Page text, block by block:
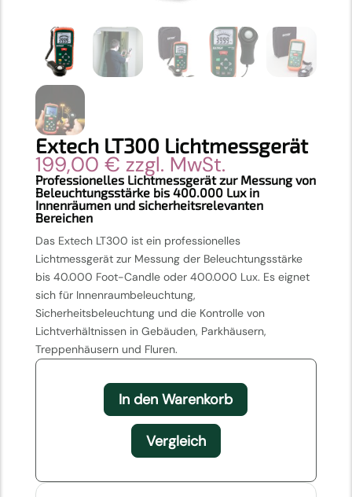
Extech LT300 Lichtmessgerät
199,00 € zzgl. MwSt.
Professionelles Lichtmessgerät zur Messung von
Beleuchtungsstärke bis 400.000 Lux in
Innenräumen und sicherheitsrelevanten
Bereichen
Das Extech LT300 ist ein professionelles
Lichtmessgerät zur Messung der Beleuchtungsstärke
bis 40.000 Foot-Candle oder 400.000 Lux. Es eignet
sich für Innenraumbeleuchtung,
Sicherheitsbeleuchtung und die Kontrolle von
Lichtverhältnissen in Gebäuden, Parkhäusern,
Treppenhäusern und Fluren.
In den Warenkorb
Vergleich